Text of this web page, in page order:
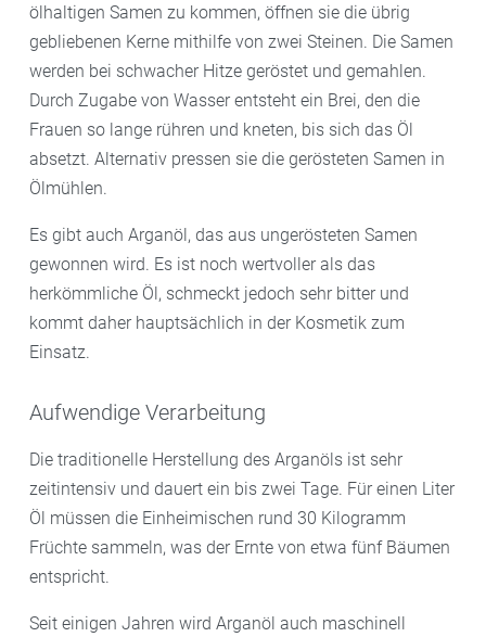
ölhaltigen Samen zu kommen, öffnen sie die übrig
gebliebenen Kerne mithilfe von zwei Steinen. Die Samen
werden bei schwacher Hitze geröstet und gemahlen.
Durch Zugabe von Wasser entsteht ein Brei, den die
Frauen so lange rühren und kneten, bis sich das Öl
absetzt. Alternativ pressen sie die gerösteten Samen in
Ölmühlen.
Es gibt auch Arganöl, das aus ungerösteten Samen
gewonnen wird. Es ist noch wertvoller als das
herkömmliche Öl, schmeckt jedoch sehr bitter und
kommt daher hauptsächlich in der Kosmetik zum
Einsatz.
Aufwendige Verarbeitung
Die traditionelle Herstellung des Arganöls ist sehr
zeitintensiv und dauert ein bis zwei Tage. Für einen Liter
Öl müssen die Einheimischen rund 30 Kilogramm
Früchte sammeln, was der Ernte von etwa fünf Bäumen
entspricht.
Seit einigen Jahren wird Arganöl auch maschinell